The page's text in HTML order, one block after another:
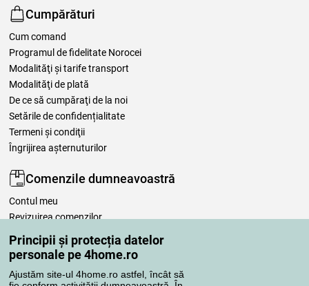
Principii și protecția datelor
personale pe 4home.ro
Ajustăm site-ul 4home.ro astfel, încât să
Cumpărături
Cum comand
Programul de fidelitate Norocei
Modalităţi şi tarife transport
Modalităţi de plată
De ce să cumpăraţi de la noi
Setările de confidențialitate
Termeni şi condiţii
Îngrijirea așternuturilor
Comenzile dumneavoastră
Contul meu
Revizuirea comenzilor
Reclamaţii
Retragere de la contract
Regulile de procesare a recenziilor